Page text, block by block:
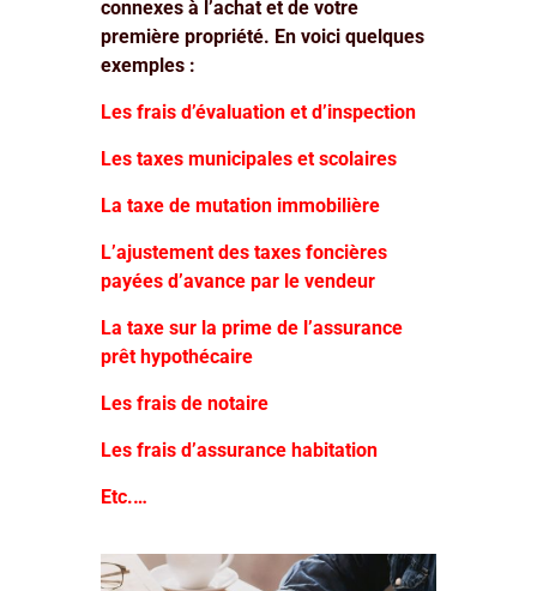
connexes à l’achat et de votre
première propriété. En voici quelques
exemples :
Les frais d’évaluation et d’inspection
Les taxes municipales et scolaires
La taxe de mutation immobilière
L’ajustement des taxes foncières
payées d’avance par le vendeur
La taxe sur la prime de l’assurance
prêt hypothécaire
Les frais de notaire
Les frais d’assurance habitation
Etc.…